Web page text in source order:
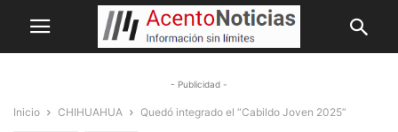
- Publicidad -
Inicio CHIHUAHUA Quedó integrado el “Cabildo Joven 2025”